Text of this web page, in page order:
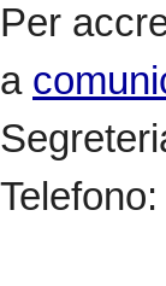
Per
a